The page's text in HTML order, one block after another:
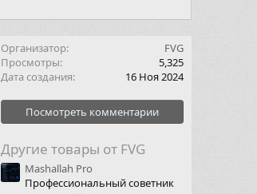
Организатор
FVG
Просмотры
5,325
Дата создания
16 Ноя 2024
Посмотреть комментарии
Другие товары от FVG
Mashallah Pro
Профессиональный советник